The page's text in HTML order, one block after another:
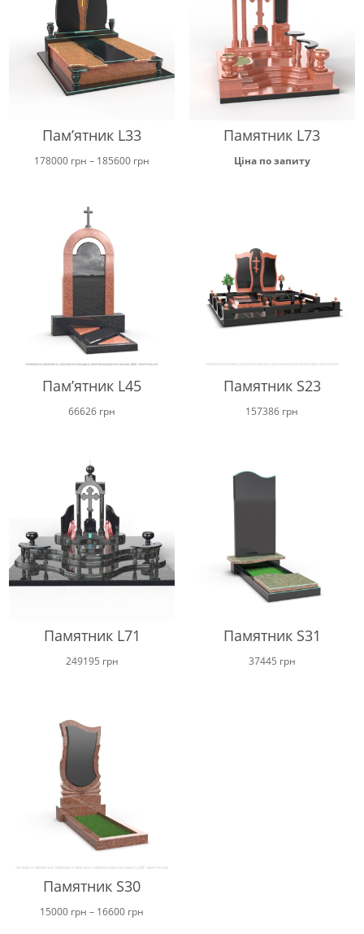
Пам’ятник L33
178000 грн – 185600 грн
Памятник L73
Ціна по запиту
Пам’ятник L45
66626 грн
Памятник S23
157386 грн
Памятник L71
249195 грн
Памятник S31
37445 грн
Памятник S30
15000 грн – 16600 грн